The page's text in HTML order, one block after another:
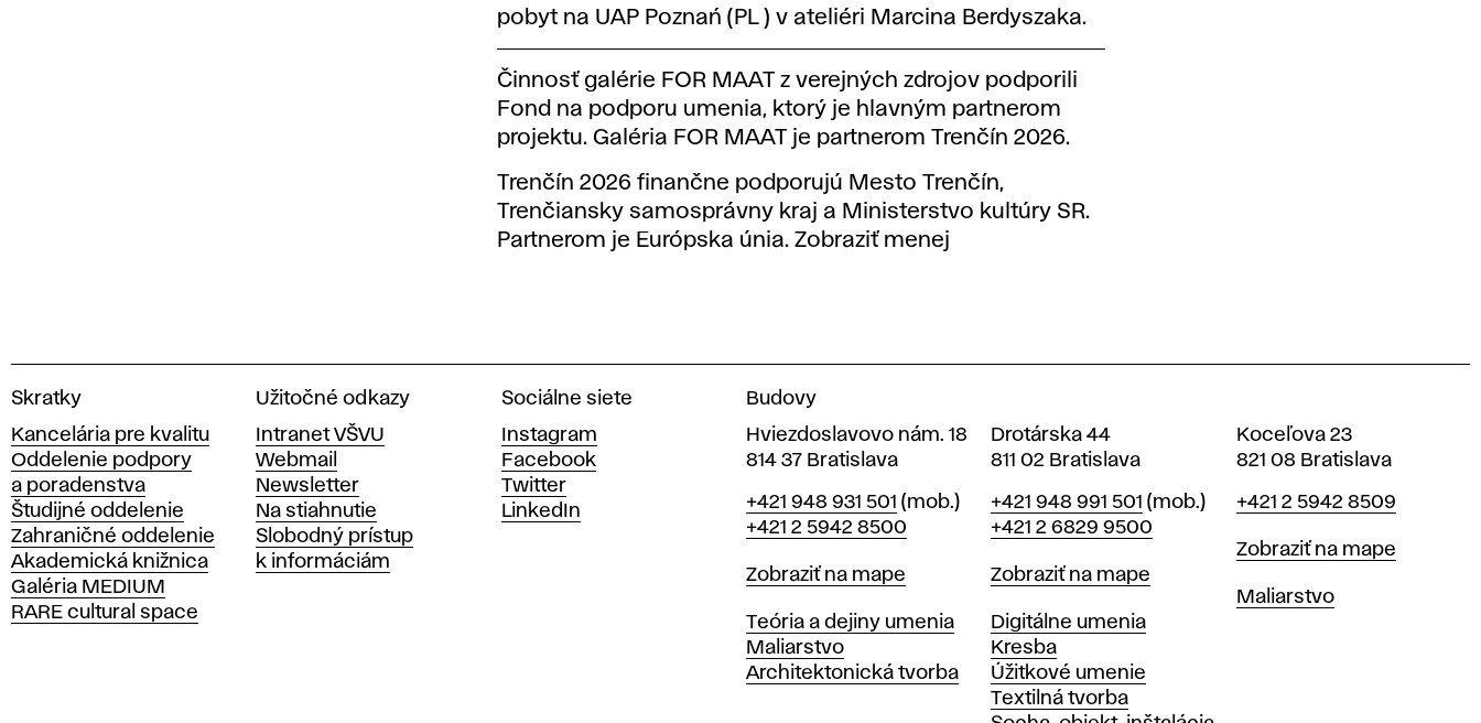
pobyt na UAP Poznań (PL ) v ateliéri Marcina Berdyszaka.
Činnosť galérie FOR MAAT z verejných zdrojov podporili
Fond na podporu umenia, ktorý je hlavným partnerom
projektu. Galéria FOR MAAT je partnerom Trenčín 2026.
Trenčín 2026 finančne podporujú Mesto Trenčín,
Trenčiansky samosprávny kraj a Ministerstvo kultúry SR.
Partnerom je Európska únia.Zobraziť menej
V
s
o
k
á
š
k
o
l
Skratky
Kancelária pre kvalitu
Oddelenie podpory
a poradenstva
Študijné oddelenie
Zahraničné oddelenie
Akademická knižnica
Galéria MEDIUM
RARE cultural space
Užitočné odkazy
Intranet VŠVU
Webmail
Newsletter
Na stiahnutie
Slobodný prístup
k informáciám
Sociálne siete
Instagram
Facebook
Twitter
LinkedIn
Budovy
Hviezdoslavovo nám. 18
814 37 Bratislava
Telefón
+421 948 931 501 (mob.)
+421 2 5942 8500
Mapa
Zobraziť na mape
Katedry
Teória a dejiny umenia
Maliarstvo
Architektonická tvorba
Drotárska 44
811 02 Bratislava
Telefón
+421 948 991 501 (mob.)
+421 2 6829 9500
Mapa
Zobraziť na mape
Katedry
Digitálne umenia
Kresba
Úžitkové umenie
Textilná tvorba
Koceľova 23
821 08 Bratislava
Telefón
+421 2 5942 8509
Mapa
Zobraziť na mape
Katedry
Maliarstvo